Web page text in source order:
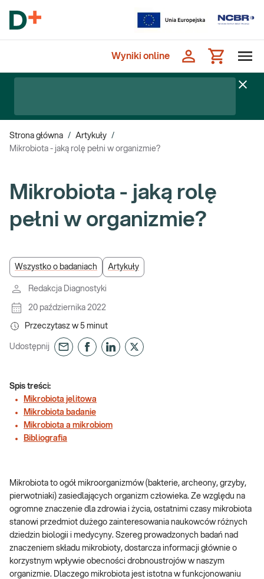
Wyniki online
Strona główna / Artykuły /
Mikrobiota - jaką rolę pełni w organizmie?
Mikrobiota - jaką rolę
pełni w organizmie?
Wszystko o badaniach Artykuły
Redakcja Diagnostyki
20 października 2022
Przeczytasz w 5 minut
Udostępnij
Spis treści:
Mikrobiota jelitowa
Mikrobiota badanie
Mikrobiota a mikrobiom
Bibliografia
Mikrobiota to ogół mikroorganizmów (bakterie, archeony, grzyby,
pierwotniaki) zasiedlających organizm człowieka. Ze względu na
ogromne znaczenie dla zdrowia i życia, ostatnimi czasy mikrobiota
stanowi przedmiot dużego zainteresowania naukowców różnych
dziedzin biologii i medycyny. Szereg prowadzonych badań nad
znaczeniem składu mikrobioty, dostarcza informacji głównie o
korzystnym wpływie obecności drobnoustrojów w naszym
organizmie. Dlaczego mikrobiota jest istotna w funkcjonowaniu